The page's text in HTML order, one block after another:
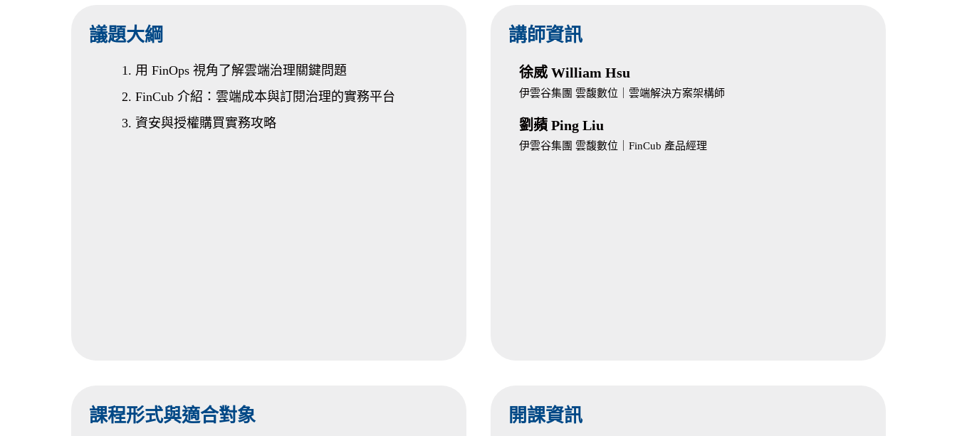
議題大綱
用 FinOps 視角了解雲端治理關鍵問題
FinCub 介紹：雲端成本與訂閱治理的實務平台
資安與授權購買實務攻略
講師資訊
徐威 William Hsu
伊雲谷集團 雲馥數位｜雲端解決方案架構師
劉蘋 Ping Liu
伊雲谷集團 雲馥數位｜FinCub 產品經理
課程形式與適合對象 開課資訊